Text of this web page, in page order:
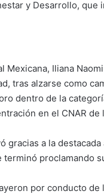
y Desarrollo, que
Iliana
tras alzarse como
dentro de la
en el CNAR de
a la
proclamando
por conducto de